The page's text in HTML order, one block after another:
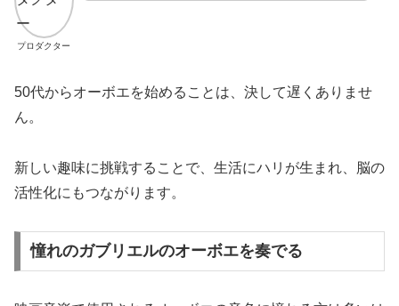
プロダクター
50代からオーボエを始めることは、決して遅くありませ
ん。
新しい趣味に挑戦することで、生活にハリが生まれ、脳の
活性化にもつながります。
憧れのガブリエルのオーボエを奏でる